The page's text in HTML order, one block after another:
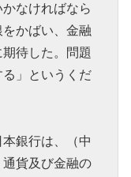
なければなら
かばい、金融
待した。問題
」というくだ
銀行は、（中
貨及び金融の